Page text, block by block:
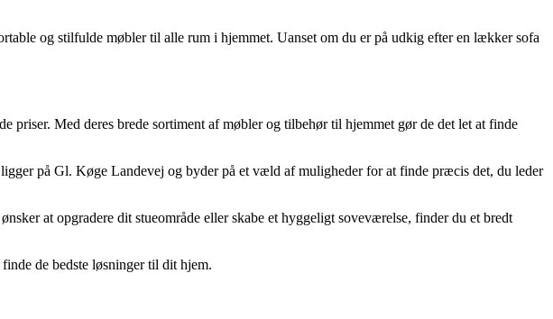
og stilfulde møbler til alle rum i hjemmet. Uanset om du er på udkig efter en lækker sofa
priser. Med deres brede sortiment af møbler og tilbehør til hjemmet gør de det let at finde
på Gl. Køge Landevej og byder på et væld af muligheder for at finde præcis det, du leder
at opgradere dit stueområde eller skabe et hyggeligt soveværelse, finder du et bredt
de bedste løsninger til dit hjem.